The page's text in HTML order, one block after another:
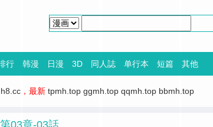
行 韩漫 日漫 3D 同人誌 单行本 短篇 其他
，最新 tpmh.top ggmh.top qqmh.top bbmh.top
03章-03話